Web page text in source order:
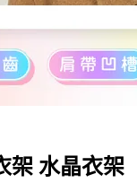
架 水晶衣架